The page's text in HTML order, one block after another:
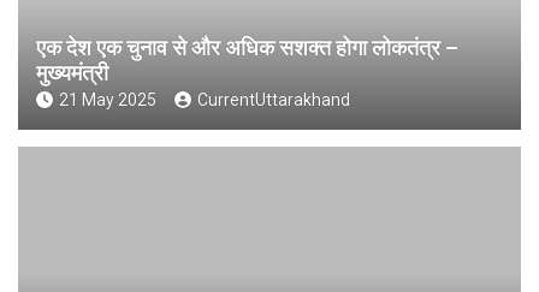
एक देश एक चुनाव से और अधिक सशक्त होगा लोकतंत्र –
मुख्यमंत्री
21 May 2025 CurrentUttarakhand